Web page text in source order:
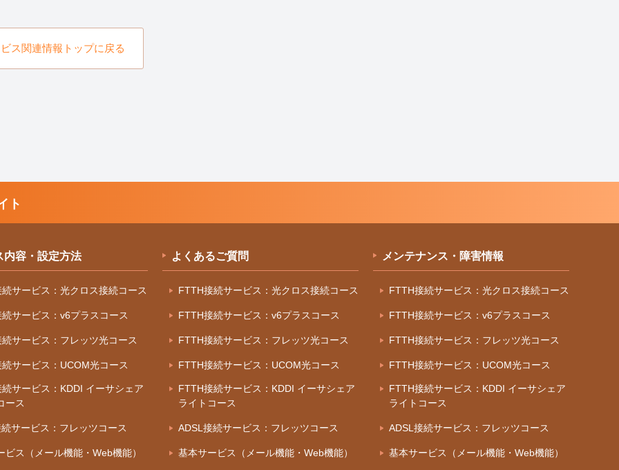
ス関連情報トップに戻る
ト
内容・設定方法
サービス：光クロス接続コース
サービス：v6プラスコース
サービス：フレッツ光コース
サービス：UCOM光コース
サービス：KDDI イーサシェア
ース
サービス：フレッツコース
ビス（メール機能・Web機能）
よくあるご質問
FTTH接続サービス：光クロス接続コース
FTTH接続サービス：v6プラスコース
FTTH接続サービス：フレッツ光コース
FTTH接続サービス：UCOM光コース
FTTH接続サービス：KDDI イーサシェア
ライトコース
ADSL接続サービス：フレッツコース
基本サービス（メール機能・Web機能）
メンテナンス・障害情報
FTTH接続サービス：光クロス接続コース
FTTH接続サービス：v6プラスコース
FTTH接続サービス：フレッツ光コース
FTTH接続サービス：UCOM光コース
FTTH接続サービス：KDDI イーサシェア
ライトコース
ADSL接続サービス：フレッツコース
基本サービス（メール機能・Web機能）